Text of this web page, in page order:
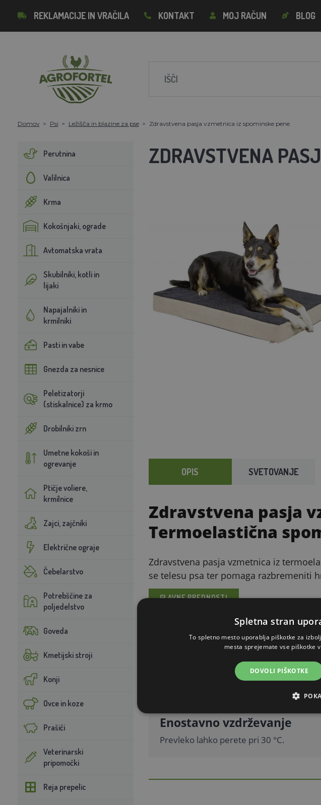
REKLAMACIJE IN VRAČILA KONTAKT MOJ RAČUN BLOG
Domov Psi Ležišča in blazine za pse Zdravstvena pasja vzmetnica iz spominske pene
Perutnina
Valilnica
Krma
Kokošnjaki, ograde
Avtomatska vrata
Skubilniki, kotli in
lijaki
Napajalniki in
krmilniki
Pasti in vabe
Gnezda za nesnice
Peletizatorji
(stiskalnice) za krmo
Drobilniki zrn
Umetne kokoši in
ogrevanje
Ptičje voliere,
krmilnice
Zajci, zajčniki
Električne ograje
Čebelarstvo
Potrebščine za
poljedelstvo
Goveda
Kmetijski stroji
Konji
Ovce in koze
Prašiči
Veterinarski
pripomočki
Reja prepelic
ZDRAVSTVENA
OPIS SVETOVANJE
Zdravstvena pasja
Termoelastična
Zdravstvena pasja vzmetnica iz
se telesu psa ter pomaga razbremeniti
GLAVNE PREDNOSTI
Spominska pena
Termoelastična “lenobna” pena se
telesno temperaturo ter se prilagodi
Enostavno vzdrževanje
Prevleko lahko perete pri 30 °C.
Spletna stran
To spletno mesto uporablja piškotke za
mesta sprejemate vse piškotke
DOVOLI PIŠKOTKE